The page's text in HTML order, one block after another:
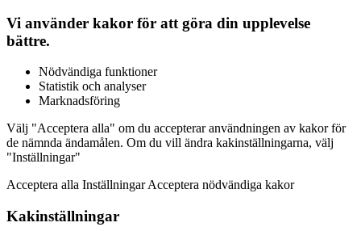
Vi använder kakor för att göra din upplevelse
bättre.
Nödvändiga funktioner
Statistik och analyser
Marknadsföring
Välj "Acceptera alla" om du accepterar användningen av kakor för
de nämnda ändamålen. Om du vill ändra kakinställningarna, välj
"Inställningar"
Acceptera alla Inställningar Acceptera nödvändiga kakor
Kakinställningar